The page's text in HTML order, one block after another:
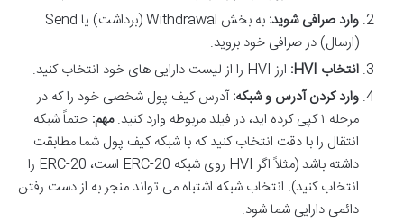
وارد صرافی شوید:
به بخش Withdrawal (برداشت) یا Send
(ارسال) در صرافی خود بروید.
انتخاب HVI:
ارز HVI را از لیست دارایی های خود انتخاب کنید.
وارد کردن آدرس و شبکه:آدرس کیف پول شخصی خود را که در
مرحله ۱ کپی کرده اید، در فیلد مربوطه وارد کنید.
مهم: حتماً شبکه
انتقال را با دقت انتخاب کنید که با شبکه کیف پول شما مطابقت
داشته باشد (مثلاً اگر HVI روی شبکه ERC-20 است، ERC-20 را
انتخاب کنید). انتخاب شبکه اشتباه می تواند منجر به از دست رفتن
دائمی دارایی شما شود.